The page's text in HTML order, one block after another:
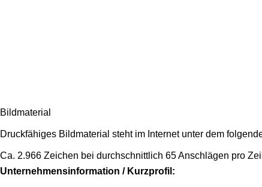
Bildmaterial
Druckfähiges Bildmaterial steht im Internet unter dem
Ca. 2.966 Zeichen bei durchschnittlich 65 Anschlägen pro
Unternehmensinformation / Kurzprofil: